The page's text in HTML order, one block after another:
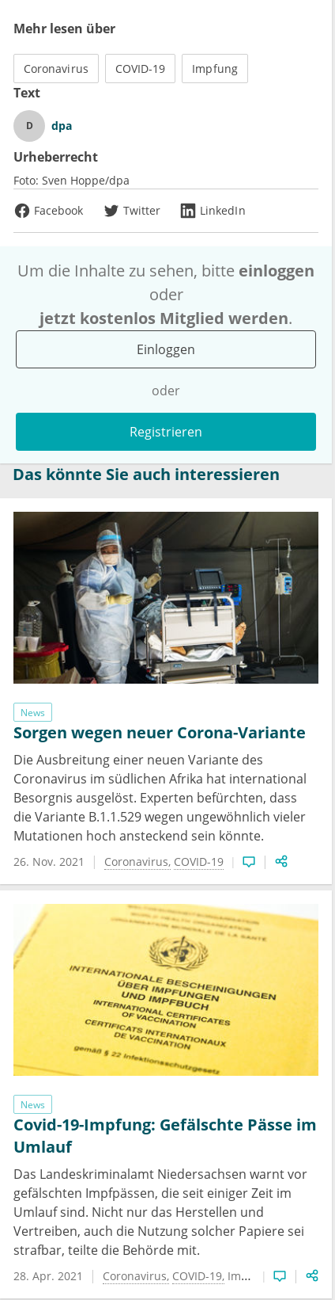
Mehr lesen über
Coronavirus COVID-19 Impfung
Text
D dpa
Urheberrecht
Foto: Sven Hoppe/dpa
Facebook
Twitter LinkedIn
Um die Inhalte zu sehen, bitte einloggen
oder
jetzt kostenlos Mitglied werden.
Einloggen
oder
Registrieren
Das könnte Sie auch interessieren
News
Sorgen wegen neuer Corona-Variante
Die Ausbreitung einer neuen Variante des
Coronavirus im südlichen Afrika hat international
Besorgnis ausgelöst. Experten befürchten, dass
die Variante B.1.1.529 wegen ungewöhnlich vieler
Mutationen hoch ansteckend sein könnte.
26. Nov. 2021 Coronavirus COVID-19
News
Covid-19-Impfung: Gefälschte Pässe im
Umlauf
Das Landeskriminalamt Niedersachsen warnt vor
gefälschten Impfpässen, die seit einiger Zeit im
Umlauf sind. Nicht nur das Herstellen und
Vertreiben, auch die Nutzung solcher Papiere sei
strafbar, teilte die Behörde mit.
28. Apr. 2021 Coronavirus COVID-19 Impfung